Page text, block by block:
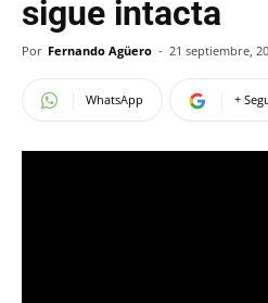
sigue intacta
Por Fernando Agüero - 21 septiembre,
WhatsApp +